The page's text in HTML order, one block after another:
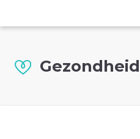
Gezondheid